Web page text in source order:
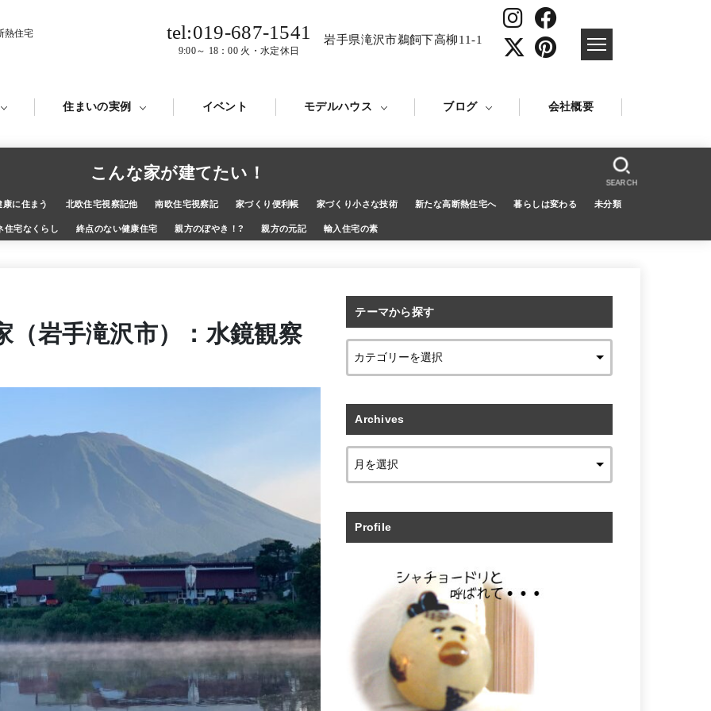
熱住宅 tel:019-687-1541
9:00～ 18：00 火・水定休日
岩手県滝沢市鵜飼下高柳11-1
住まいの実例 イベント モデルハウス ブログ 会社概要
こんな家が建てたい！
康に住まう 北欧住宅視察記他 南欧住宅視察記 家づくり便利帳 家づくり小さな技術 新たな高断熱住宅へ 暮らしは変わる 未分類
住宅なくらし 終点のない健康住宅 親方のぼやき！? 親方の元記 輸入住宅の素
SEARCH
岩手滝沢市）：水鏡観察
テーマから探す
Archives
Profile